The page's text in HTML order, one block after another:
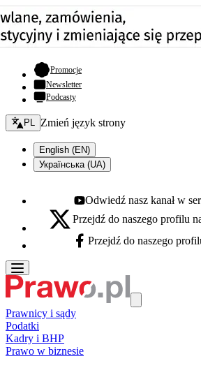
Promocje- otwiera się w nowej karcie
Newsletter
Podcasty
Zmień język - bieżący:
PL Zmień język strony
English (EN)
Українська (UA)
Youtube - otwiera się w nowej karcie
Odwiedź nasz kanał w
X - otwiera się w nowej karcie
Przejdź do naszego profilu
Facebook - otwiera się w nowej karcie
Przejdź do naszego
Prawnicy i sądy
Podatki
Kadry i BHP
Prawo w biznesie